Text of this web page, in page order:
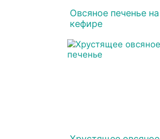
Овсяное печенье на
кефире